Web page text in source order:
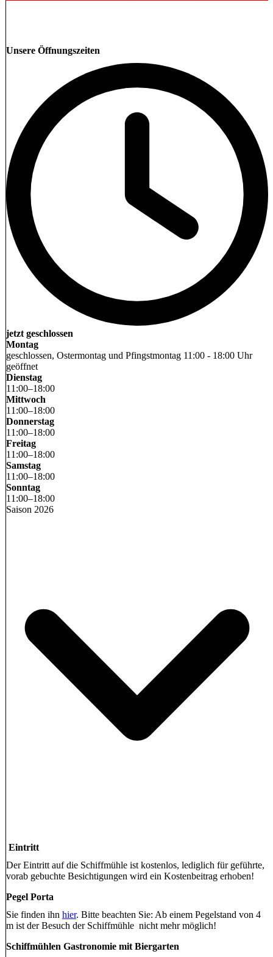
Unsere Öffnungszeiten
jetzt geschlossen
Montag
geschlossen, Ostermontag und Pfingstmontag 11:00 - 18:00 Uhr
geöffnet
Dienstag
11 :00–18:00
Mittwoch
11 :00–18:00
Donnerstag
11 :00–18:00
Freitag
11 :00–18:00
Samstag
11 :00–18:00
Sonntag
11 :00–18:00
Saison 2026
Eintritt
Der Eintritt auf die Schiffmühle ist kostenlos, lediglich für geführte,
vorab gebuchte Besichtigungen wird ein Kostenbeitrag erhoben!
Pegel Porta
Sie finden ihn hier. Bitte beachten Sie: Ab einem Pegelstand von 4
m ist der Besuch der Schiffmühle nicht mehr möglich!
Schiffmühlen Gastronomie mit Biergarten